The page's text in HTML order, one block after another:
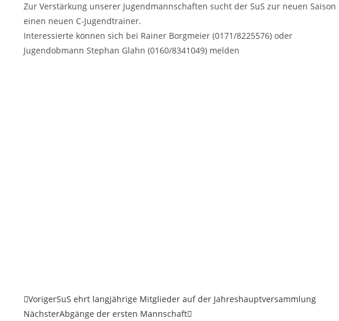
Zur Verstärkung unserer Jugendmannschaften sucht der SuS zur neuen Saison
einen neuen C-Jugendtrainer.
Interessierte können sich bei Rainer Borgmeier (0171/8225576) oder
Jugendobmann Stephan Glahn (0160/8341049) melden
VorigerSuS ehrt langjährige Mitglieder auf der Jahreshauptversammlung
NächsterAbgänge der ersten Mannschaft